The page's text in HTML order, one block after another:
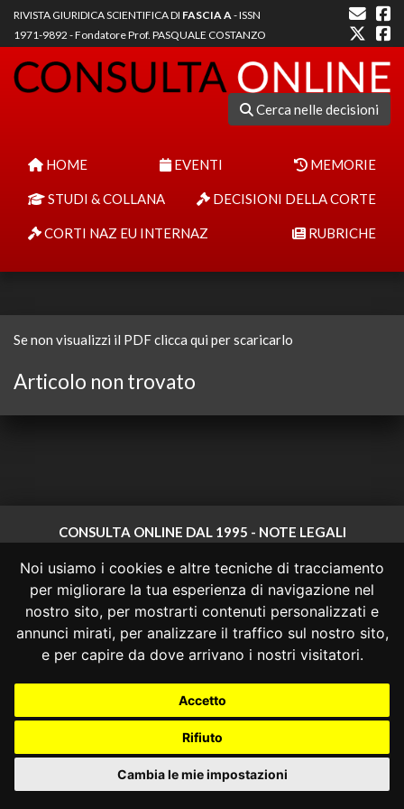
Noi usiamo i cookies e altre tecniche di tracciamento
per migliorare la tua esperienza di navigazione nel
nostro sito, per mostrarti contenuti personalizzati e
annunci mirati, per analizzare il traffico sul nostro sito,
e per capire da dove arrivano i nostri visitatori.
Accetto
Rifiuto
Cambia le mie impostazioni
RIVISTA GIURIDICA SCIENTIFICA DI FASCIA A- ISSN
1971-9892 - Fondatore Prof. PASQUALE COSTANZO
Cerca nelle decisioni
HOME EVENTI MEMORIE
STUDI & COLLANA DECISIONI DELLA CORTE
CORTI NAZ EU INTERNAZ RUBRICHE
Se non visualizzi il PDF clicca qui per scaricarlo
Articolo non trovato
CONSULTA ONLINE DAL 1995 - NOTE LEGALI
Consulta OnLine non ha prodotto e non è responsabile per i contenuti e
le informazioni legali di siti collegati.
La consultazione di questi o del materiale contenuto nel sito non
costituisce una relazione di consulenza legale.
Nessuno deve confidare o agire in base alle informazioni disponibili in
questo sito senza una consulenza legale professionale.
Consulta OnLine|